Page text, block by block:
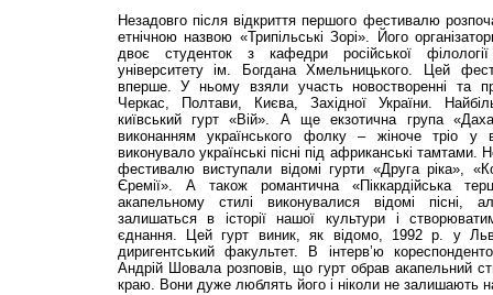
Незадовго після відкриття першого фестивалю
етнічною назвою «Трипільські Зорі». Його
двоє студенток з кафедри російської філології
університету ім. Богдана Хмельницького. Цей
вперше. У ньому взяли участь новостворенні та
Черкас, Полтави, Києва, Західної України.
київський гурт «Вій». А ще екзотична група
виконанням українського фолку – жіноче тріо у
виконувало українські пісні під африканські тамтами.
фестивалю виступали відомі гурти «Друга ріка»,
Єремії». А також романтична «Піккардійська
акапельному стилі виконувалися відомі пісні,
залишаться в історії нашої культури і
єднання. Цей гурт виник, як відомо, 1992 р. у
диригентський факультет. В інтерв’ю
Андрій Шовала розповів, що гурт обрав акапельний
краю. Вони дуже люблять його і ніколи не залишають